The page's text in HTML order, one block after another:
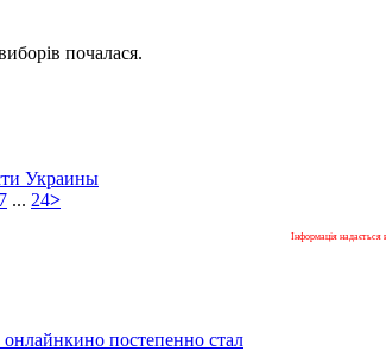
почалася.
Украины
... 24>
Інформація
постепенно стал